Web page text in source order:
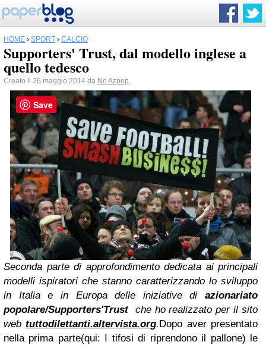
HOME › SPORT › CALCIO
Supporters' Trust, dal modello inglese a
quello tedesco
Creato il 26 maggio 2014 da No Azpop
Seconda parte di approfondimento dedicata ai principali
modelli ispiratori che stanno caratterizzando lo sviluppo
in Italia e in Europa delle iniziative di azionariato
popolare/Supporters'Trust
che ho realizzato per il sito
webtuttodilettanti.altervista.org. Dopo aver presentato
nella prima parte(qui: I tifosi di riprendono il pallone) le
Save